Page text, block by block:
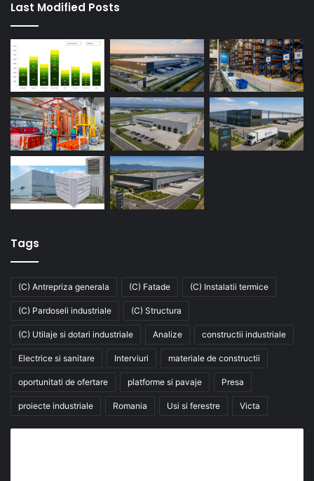
Last Modified Posts
Tags
(C) Antrepriza generala (C) Fatade (C) Instalatii termice
(C) Pardoseli industriale (C) Structura
(C) Utilaje si dotari industriale Analize constructii industriale
Electrice si sanitare Interviuri materiale de constructii
oportunitati de ofertare platforme si pavaje Presa
proiecte industriale Romania Usi si ferestre Victa